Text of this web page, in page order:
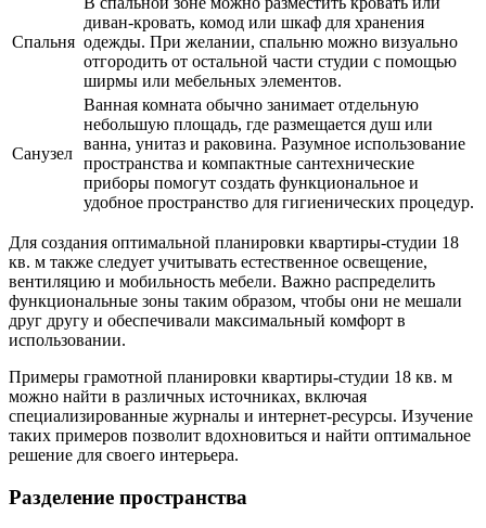
Спальня
диван-кровать, комод или шкаф для хранения
одежды. При желании, спальню можно визуально
отгородить от остальной части студии с помощью
ширмы или мебельных элементов.
Санузел
Ванная комната обычно занимает отдельную
небольшую площадь, где размещается душ или
ванна, унитаз и раковина. Разумное использование
пространства и компактные сантехнические
приборы помогут создать функциональное и
удобное пространство для гигиенических процедур.
Для создания оптимальной планировки квартиры-студии 18
кв. м также следует учитывать естественное освещение,
вентиляцию и мобильность мебели. Важно распределить
функциональные зоны таким образом, чтобы они не мешали
друг другу и обеспечивали максимальный комфорт в
использовании.
Примеры грамотной планировки квартиры-студии 18 кв. м
можно найти в различных источниках, включая
специализированные журналы и интернет-ресурсы. Изучение
таких примеров позволит вдохновиться и найти оптимальное
решение для своего интерьера.
Разделение пространства